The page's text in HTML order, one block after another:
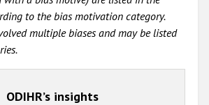
to the bias motivation category.
multiple biases and may be listed
ODIHR’s insights